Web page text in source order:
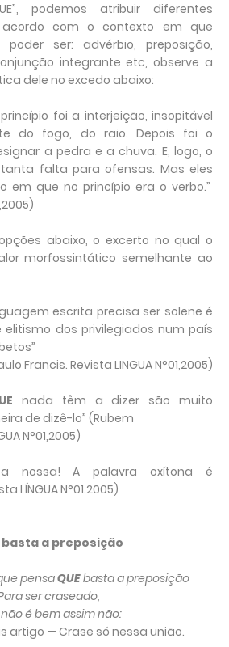
podemos atribuir diferentes
acordo com o contexto em que
ser: advérbio, preposição,
integrante etc, observe a
dele no excedo abaixo:
foi a interjeição, insopitável
do fogo, do raio. Depois foi o
a pedra e a chuva. E, logo, o
falta para ofensas. Mas eles
em que no princípio era o verbo.”
abaixo, o excerto no qual o
morfossintático semelhante ao
escrita precisa ser solene é
dos privilegiados num país
Francis. Revista LINGUA N°01,2005)
nada têm a dizer são muito
de dizê-lo” (Rubem
N°01,2005)
nossa! A palavra oxítona é
LÍNGUA N°01.2005)
basta a preposição
pensaQUEbasta a preposição
ser craseado,
é bem assim não:
artigo — Crase só nessa união.